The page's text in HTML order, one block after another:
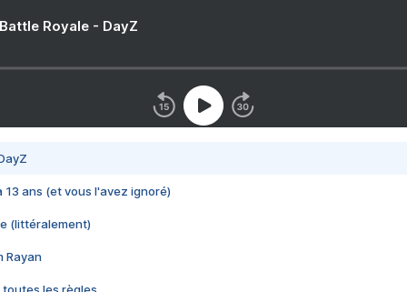
Royale - DayZ
13 ans (et vous l'avez ignoré)
(littéralement)
Rayan